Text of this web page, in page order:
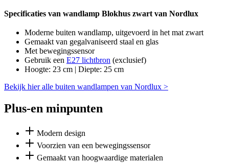
Specificaties van wandlamp Blokhus zwart van Nordlux
Moderne buiten wandlamp, uitgevoerd in het mat zwart
Gemaakt van gegalvaniseerd staal en glas
Met bewegingssensor
Gebruik een E27 lichtbron (exclusief)
Hoogte: 23 cm | Diepte: 25 cm
Bekijk hier alle buiten wandlampen van Nordlux >
Plus-en minpunten
Modern design
Voorzien van een bewegingssensor
Gemaakt van hoogwaardige materialen